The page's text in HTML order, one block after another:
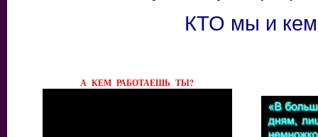
КТО мы и
А КЕМ РАБОТАЕШЬ ТЫ?